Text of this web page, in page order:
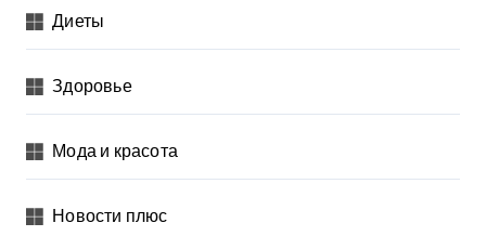
Диеты
Здоровье
Мода и красота
Новости плюс